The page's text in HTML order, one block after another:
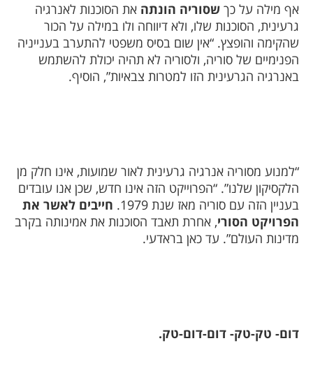
אף מילה על כך שסוריה הונתה את הסוכנות לאנרגיה
גרעינית, הסוכנות שלו, ולא דיווחה ולו במילה על הכור
שהקימה והופצץ. “אין שום בסיס משפטי להתערב בענייניה
הפנימיים של סוריה, ולסוריה לא תהיה יכולת להשתמש
באנרגיה הגרעינית הזו למטרות צבאיות”, הוסיף.
“למנוע מסוריה אנרגיה גרעינית לאור שמועות, אינו חלק מן
הלקסיקון שלנו”. “הפרוייקט הזה אינו חדש, שכן אנו עובדים
בעניין הזה עם סוריה מאז שנת 1979.
חייבים לאשר את
הפרויקט הסורי, אחרת תאבד הסוכנות את אמינותה בקרב
מדינות העולם”. עד כאן בראדעי.
דום- טק-טק- דום-דום-טק.